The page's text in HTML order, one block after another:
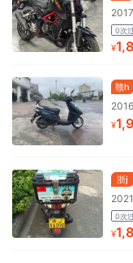
0次
¥
赣h
¥
浙j
0次
¥